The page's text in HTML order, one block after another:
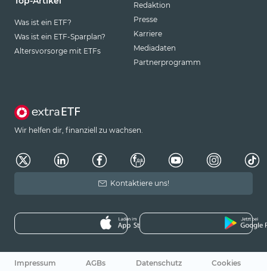
Was ist ein ETF?
Was ist ein ETF-Sparplan?
Altersvorsorge mit ETFs
Redaktion
Presse
Karriere
Mediadaten
Partnerprogramm
Wir helfen dir, finanziell zu wachsen.
Kontaktiere uns!
Impressum AGBs Datenschutz
Cookies